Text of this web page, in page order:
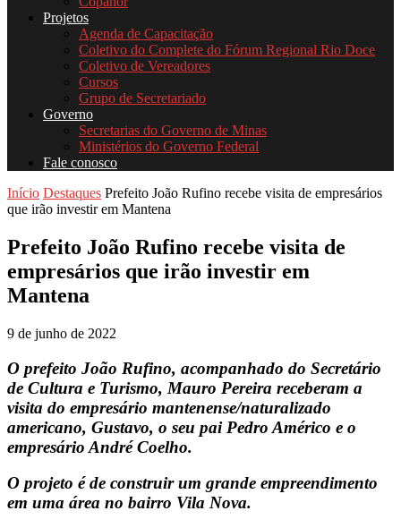
Projetos
Agenda de Capacitação
Coletivo do Complete do Fórum Regional Rio Doce
Coletivo de Vereadores
Cursos
Grupo de Secretariado
Governo
Secretarias do Governo de Minas
Ministérios do Governo Federal
Fale conosco
Início Destaques Prefeito João Rufino recebe visita de empresários
que irão investir em Mantena
Prefeito João Rufino recebe visita de
empresários que irão investir em
Mantena
9 de junho de 2022
O prefeito João Rufino, acompanhado do Secretário
de Cultura e Turismo, Mauro Pereira receberam a
visita do empresário mantenense/naturalizado
americano, Gustavo, o seu pai Pedro Américo e o
empresário André Coelho.
O projeto é de construir um grande empreendimento
em uma área no bairro Vila Nova.